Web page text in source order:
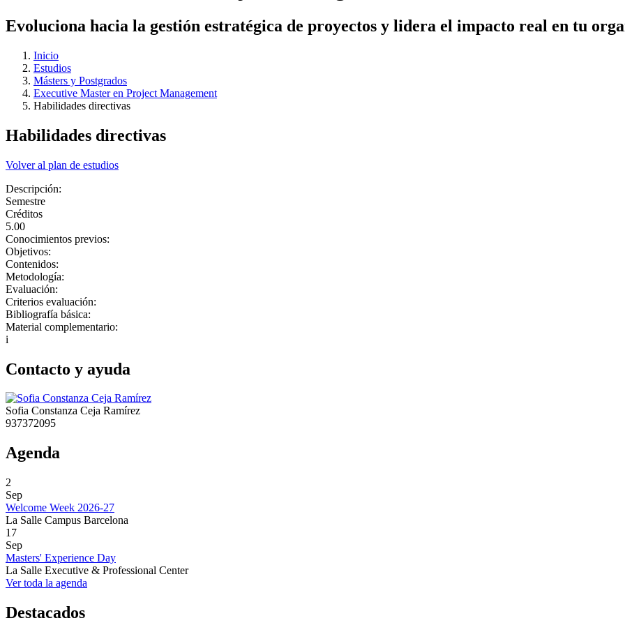
Evoluciona hacia la gestión estratégica de proyectos y lidera el impacto real en tu
Inicio
Estudios
Másters y Postgrados
Executive Master en Project Management
Habilidades directivas
Habilidades directivas
Volver al plan de estudios
Descripción:
Semestre
Créditos
5.00
Conocimientos previos:
Objetivos:
Contenidos:
Metodología:
Evaluación:
Criterios evaluación:
Bibliografía básica:
Material complementario:
i
Contacto y ayuda
Sofia Constanza Ceja Ramírez
937372095
Agenda
2
Sep
Welcome Week 2026-27
La Salle Campus Barcelona
17
Sep
Masters' Experience Day
La Salle Executive & Professional Center
Ver toda la agenda
Destacados